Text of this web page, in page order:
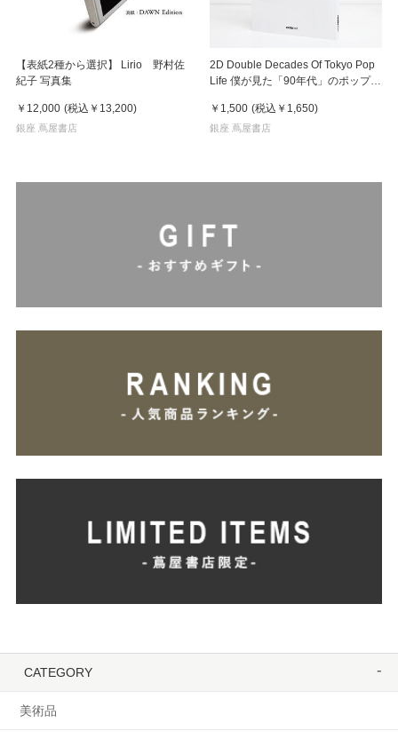
【表紙2種から選択】 Lirio 野村佐
紀子 写真集
￥12,000 (税込 ￥13,200)
銀座 蔦屋書店
2D Double Decades Of Tokyo Pop
Life 僕が見た「90年代」のポップカ
￥1,500 (税込 ￥1,650)
銀座 蔦屋書店
CATEGORY
美術品